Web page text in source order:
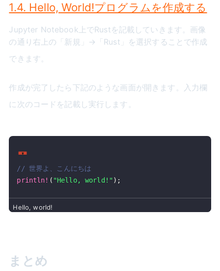
1.4. Hello, World!プログラムを作成する
Jupyter Notebook上でRustを記載していきます。画像
の通り右上の「新規」→「Rust」を選択することで作成
できます。
作成が完了したら下記のような画面が開きます。入力欄
に次のコードを記載し実行します。
// 世界よ、こんにちは
println! ( "Hello, world!") ;
まとめ